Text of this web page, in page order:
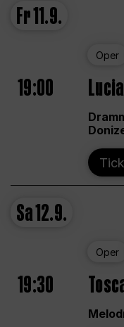
Fr11.9.
Oper
19:00
Sa12.9.
Oper
19:30